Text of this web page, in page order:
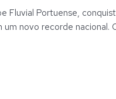
Fluvial Portuense,
novo recorde